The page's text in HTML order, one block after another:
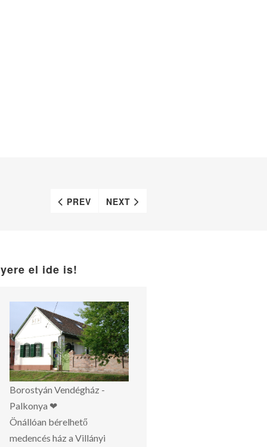
PREV NEXT
el ide is!
Borostyán Vendégház -
Palkonya ❤
Önállóan bérelhető
medencés ház a Villányi